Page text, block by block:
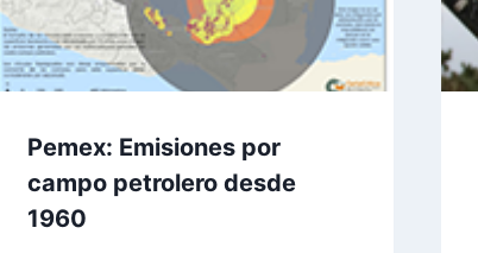
Pemex: Emisiones por
campo petrolero desde
1960